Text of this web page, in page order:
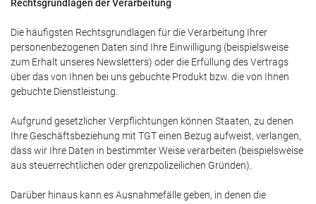
Rechtsgrundlagen der Verarbeitung
Die häufigsten Rechtsgrundlagen für die Verarbeitung Ihrer
personenbezogenen Daten sind Ihre Einwilligung (beispielsweise
zum Erhalt unseres Newsletters) oder die Erfüllung des Vertrags
über das von Ihnen bei uns gebuchte Produkt bzw. die von Ihnen
gebuchte Dienstleistung.
Aufgrund gesetzlicher Verpflichtungen können Staaten, zu denen
Ihre Geschäftsbeziehung mit TGT einen Bezug aufweist, verlangen,
dass wir Ihre Daten in bestimmter Weise verarbeiten (beispielsweise
aus steuerrechtlichen oder grenzpolizeilichen Gründen).
Darüber hinaus kann es Ausnahmefälle geben, in denen die